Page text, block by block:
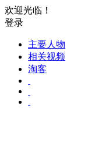
欢迎光临！
登录
主要人物
相关视频
淘客